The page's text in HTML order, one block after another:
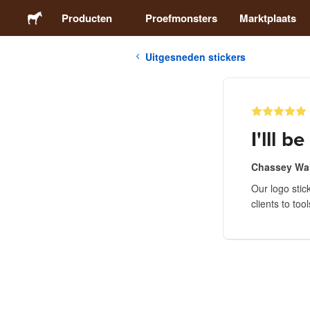
Producten Proefmonsters Marktplaats
Uitgesneden stickers
I'lll
Chassey
Our logo
clients to